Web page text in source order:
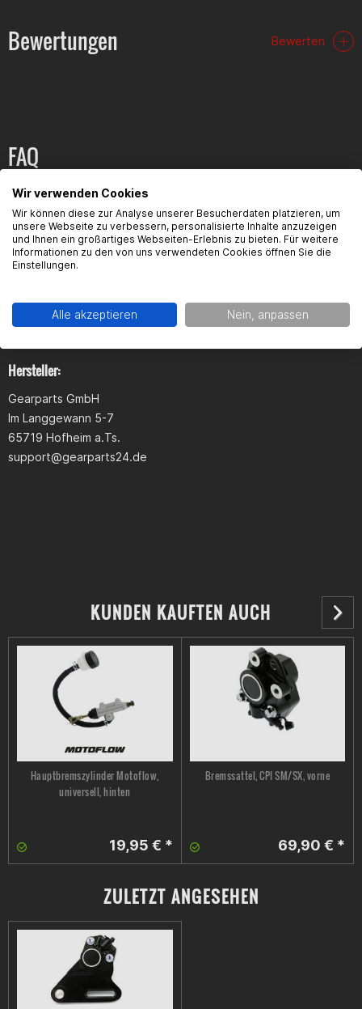
Bewertungen Bewerten
FAQ
Hier findest du die häufigsten Fragen und die dazugehörigen
Antworten zu diesem Artikel.
Produktsicherheit
Hersteller:
Gearparts GmbH
Im Langgewann 5-7
65719 Hofheim a.Ts.
support@gearparts24.de
KUNDEN KAUFTEN AUCH
Hauptbremszylinder Motoflow,
universell, hinten
19,95 € *
Bremssattel, CPI SM/SX, vorne
69,90 € *
ZULETZT ANGESEHEN
Wir verwenden Cookies
Wir können diese zur Analyse unserer Besucherdaten platzieren, um
unsere Webseite zu verbessern, personalisierte Inhalte anzuzeigen
und Ihnen ein großartiges Webseiten-Erlebnis zu bieten. Für weitere
Informationen zu den von uns verwendeten Cookies öffnen Sie die
Einstellungen.
Alle akzeptieren Nein, anpassen